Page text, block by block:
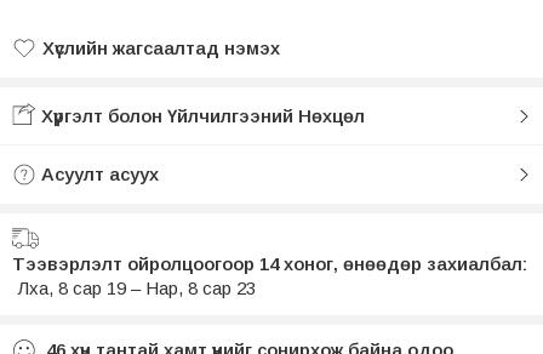
Хүслийн жагсаалтад нэмэх
Хүргэлт болон Үйлчилгээний Нөхцөл
Асуулт асуух
Тээвэрлэлт ойролцоогоор 14 хоног, өнөөдөр захиалбал:
Лха, 8 сар 19 – Нар, 8 сар 23
46 хүн тантай хамт үүнийг сонирхож байна одоо